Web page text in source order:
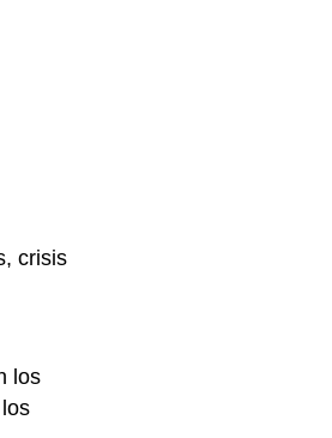
crisis
los